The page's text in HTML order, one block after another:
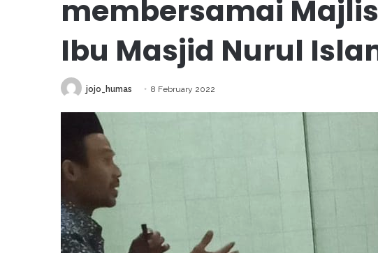
membersamai
Ibu Masjid Nurul
jojo_humas 8 February 2022